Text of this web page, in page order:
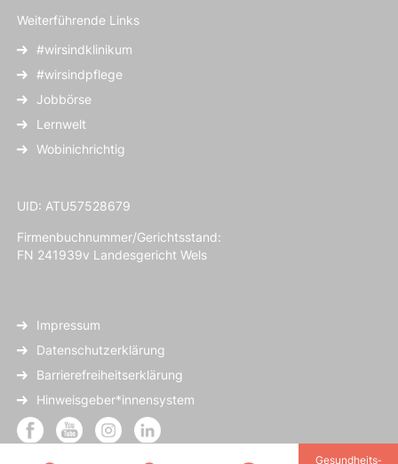
Gesundheits­
Weiterführende Links
#wirsindklinikum
#wirsindpflege
Jobbörse
Lernwelt
Wobinichrichtig
UID: ATU57528679
Firmenbuchnummer/Gerichtsstand:
FN 241939v Landesgericht Wels
Impressum
Datenschutzerklärung
Barrierefreiheitserklärung
Hinweisgeber*innensystem